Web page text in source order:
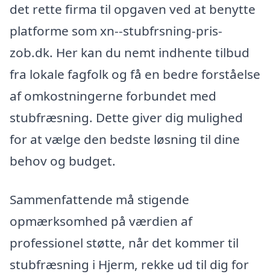
det rette firma til opgaven ved at benytte
platforme som xn--stubfrsning-pris-
zob.dk. Her kan du nemt indhente tilbud
fra lokale fagfolk og få en bedre forståelse
af omkostningerne forbundet med
stubfræsning. Dette giver dig mulighed
for at vælge den bedste løsning til dine
behov og budget.
Sammenfattende må stigende
opmærksomhed på værdien af
professionel støtte, når det kommer til
stubfræsning i Hjerm, rekke ud til dig for